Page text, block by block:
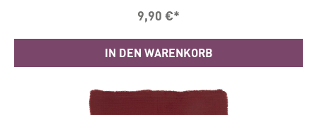
9,90 €*
IN DEN WARENKORB